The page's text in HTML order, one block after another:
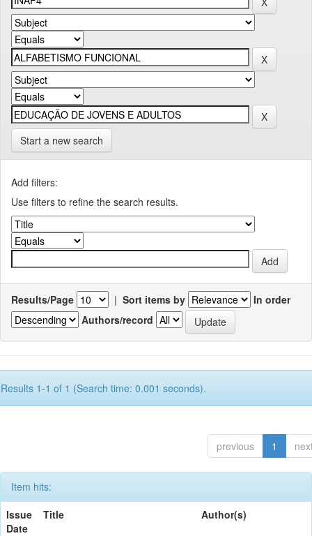
Start a new search
Add filters:
Use filters to refine the search results.
Results/Page | Sort items by
In order
Authors/record
Results 1-1 of 1 (Search time: 0.001 seconds).
previous 1
Item hits:
Issue
Date
Title Author(s)